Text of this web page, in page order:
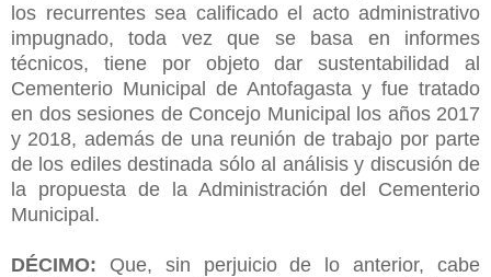
los recurrentes sea calificado el acto administrativo
impugnado, toda vez que se basa en informes
técnicos, tiene por objeto dar sustentabilidad al
Cementerio Municipal de Antofagasta y fue tratado
en dos sesiones de Concejo Municipal los años 2017
y 2018, además de una reunión de trabajo por parte
de los ediles destinada sólo al análisis y discusión de
la propuesta de la Administración del Cementerio
Municipal.
DÉCIMO: Que, sin perjuicio de lo anterior, cabe